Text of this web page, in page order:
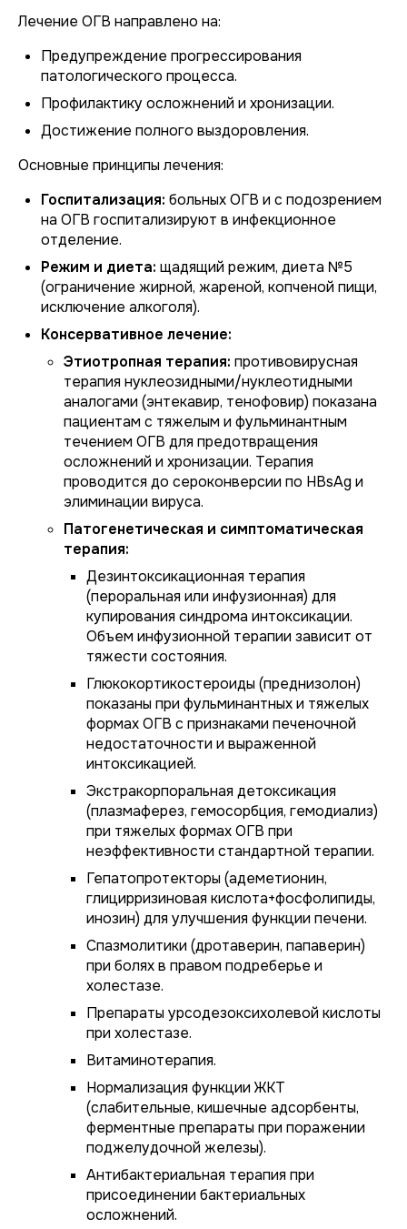
Лечение ОГВ направлено на:
Предупреждение прогрессирования
патологического процесса.
Профилактику осложнений и хронизации.
Достижение полного выздоровления.
Основные принципы лечения:
Госпитализация: больных ОГВ и с подозрением
на ОГВ госпитализируют в инфекционное
отделение.
Режим и диета: щадящий режим, диета №5
(ограничение жирной, жареной, копченой пищи,
исключение алкоголя).
Консервативное лечение:
Этиотропная терапия: противовирусная
терапия нуклеозидными/нуклеотидными
аналогами (энтекавир, тенофовир) показана
пациентам с тяжелым и фульминантным
течением ОГВ для предотвращения
осложнений и хронизации. Терапия
проводится до сероконверсии по HBsAg и
элиминации вируса.
Патогенетическая и симптоматическая
терапия:
Дезинтоксикационная терапия
(пероральная или инфузионная) для
купирования синдрома интоксикации.
Объем инфузионной терапии зависит от
тяжести состояния.
Глюкокортикостероиды (преднизолон)
показаны при фульминантных и тяжелых
формах ОГВ с признаками печеночной
недостаточности и выраженной
интоксикацией.
Экстракорпоральная детоксикация
(плазмаферез, гемосорбция, гемодиализ)
при тяжелых формах ОГВ при
неэффективности стандартной терапии.
Гепатопротекторы (адеметионин,
глицирризиновая кислота+фосфолипиды,
инозин) для улучшения функции печени.
Спазмолитики (дротаверин, папаверин)
при болях в правом подреберье и
холестазе.
Препараты урсодезоксихолевой кислоты
при холестазе.
Витаминотерапия.
Нормализация функции ЖКТ
(слабительные, кишечные адсорбенты,
ферментные препараты при поражении
поджелудочной железы).
Антибактериальная терапия при
присоединении бактериальных
осложнений.